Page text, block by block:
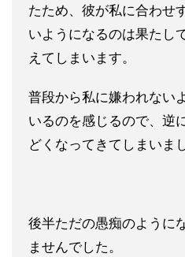
たため、彼が私に合わせ
いようになるのは果たし
えてしまいます。
普段から私に嫌われない
いるのを感じるので、逆
どくなってきてしまいま
後半ただの愚痴のように
ませんでした。